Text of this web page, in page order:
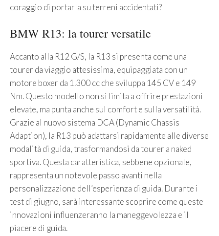
coraggio di portarla su terreni accidentati?
BMW R13: la tourer versatile
Accanto alla R12 G/S, la R13 si presenta come una
tourer da viaggio attesissima, equipaggiata con un
motore boxer da 1.300 cc che sviluppa 145 CV e 149
Nm. Questo modello non si limita a offrire prestazioni
elevate, ma punta anche sul comfort e sulla versatilità.
Grazie al nuovo sistema DCA (Dynamic Chassis
Adaption), la R13 può adattarsi rapidamente alle diverse
modalità di guida, trasformandosi da tourer a naked
sportiva. Questa caratteristica, sebbene opzionale,
rappresenta un notevole passo avanti nella
personalizzazione dell’esperienza di guida. Durante i
test di giugno, sarà interessante scoprire come queste
innovazioni influenzeranno la maneggevolezza e il
piacere di guida.